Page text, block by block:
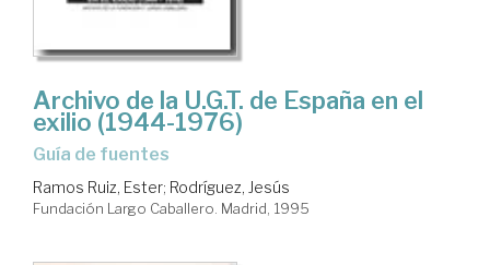
Archivo de la U.G.T. de España en el
exilio (1944-1976)
Guía de fuentes
Ramos Ruiz, Ester; Rodríguez, Jesús
Fundación Largo Caballero. Madrid, 1995